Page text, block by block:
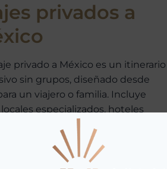
privados a
privado a México es un itinerario
sin grupos, diseñado desde
un viajero o familia. Incluye
especializados, hoteles
y haciendas seleccionadas,
en vehículo privado y atención
Viajar a México organizamos...